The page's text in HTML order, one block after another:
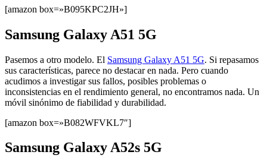
[amazon box=»B095KPC2JH»]
Samsung Galaxy A51 5G
Pasemos a otro modelo. El Samsung Galaxy A51 5G. Si repasamos
sus características, parece no destacar en nada. Pero cuando
acudimos a investigar sus fallos, posibles problemas o
inconsistencias en el rendimiento general, no encontramos nada. Un
móvil sinónimo de fiabilidad y durabilidad.
[amazon box=»B082WFVKL7″]
Samsung Galaxy A52s 5G